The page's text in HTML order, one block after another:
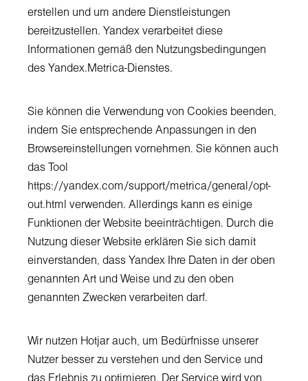
erstellen und um andere Dienstleistungen
bereitzustellen. Yandex verarbeitet diese
Informationen gemäß den Nutzungsbedingungen
des Yandex.Metrica-Dienstes.
Sie können die Verwendung von Cookies beenden,
indem Sie entsprechende Anpassungen in den
Browsereinstellungen vornehmen. Sie können auch
das Tool
https://yandex.com/support/metrica/general/opt-
out.html verwenden. Allerdings kann es einige
Funktionen der Website beeinträchtigen. Durch die
Nutzung dieser Website erklären Sie sich damit
einverstanden, dass Yandex Ihre Daten in der oben
genannten Art und Weise und zu den oben
genannten Zwecken verarbeiten darf.
Wir nutzen Hotjar auch, um Bedürfnisse unserer
Nutzer besser zu verstehen und den Service und
das Erlebnis zu optimieren. Der Service wird von